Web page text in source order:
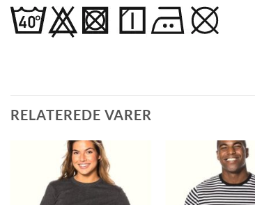
RELATEREDE VARER